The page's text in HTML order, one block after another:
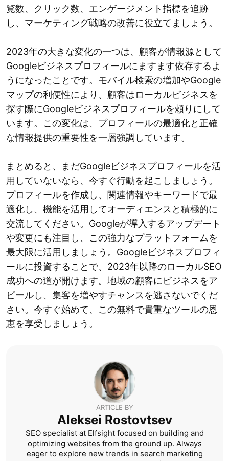
覧数、クリック数、エンゲージメント指標を追跡
し、マーケティング戦略の改善に役立てましょう。
2023年の大きな変化の一つは、顧客が情報源として
Googleビジネスプロフィールにますます依存するよ
うになったことです。モバイル検索の増加やGoogle
マップの利便性により、顧客はローカルビジネスを
探す際にGoogleビジネスプロフィールを頼りにして
います。この変化は、プロフィールの最適化と正確
な情報提供の重要性を一層強調しています。
まとめると、まだGoogleビジネスプロフィールを活
用していないなら、今すぐ行動を起こしましょう。
プロフィールを作成し、関連情報やキーワードで最
適化し、機能を活用してオーディエンスと積極的に
交流してください。Googleが導入するアップデート
や変更にも注目し、この強力なプラットフォームを
最大限に活用しましょう。Googleビジネスプロフィ
ールに投資することで、2023年以降のローカルSEO
成功への道が開けます。地域の顧客にビジネスをア
ピールし、集客を増やすチャンスを逃さないでくだ
さい。今すぐ始めて、この無料で貴重なツールの恩
恵を享受しましょう。
ARTICLE BY
Aleksei Rostovtsev
SEO specialist at Elfsight focused on building and
optimizing websites from the ground up. Always
eager to explore new trends in search marketing